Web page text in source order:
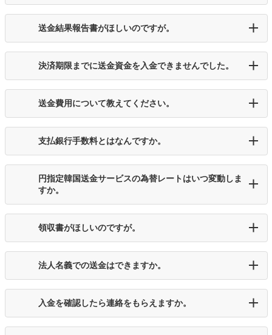
送金結果報告書がほしいのですが。
決済期限までに送金資金を入金できませんでした。
送金費用について教えてください。
支払銀行手数料とはなんですか。
円指定韓国送金サービスの為替レートはいつ変動しま
すか。
領収書がほしいのですが。
法人名義での送金はできますか。
入金を確認したら連絡をもらえますか。